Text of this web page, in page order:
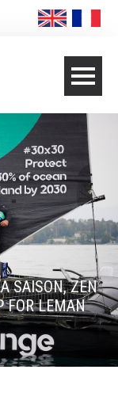
SAISON, ZEN
FOR LEMAN